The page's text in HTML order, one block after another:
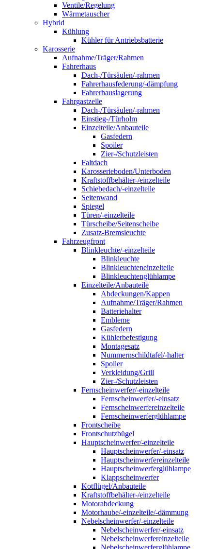
Ventile/Regelung
Wärmetauscher
Hybrid
Kühlung
Kühler für Antriebsbatterie
Karosserie
Aufnahme/Träger/Rahmen
Fahrerhaus
Dach-/Türsäulen/-rahmen
Fahrerhausfederung/-dämpfung
Fahrerhauslagerung
Fahrgastzelle
Dach-/Türsäulen/-rahmen
Einstieg-/Türholm
Einzelteile/Anbauteile
Gasfedern
Spoiler
Zier-/Schutzleisten
Faltdach
Karosserieboden/Unterboden
Kraftstoffbehälter-/einzelteile
Schiebedach/-einzelteile
Seitenwand
Spiegel
Türen/-einzelteile
Türscheibe/Seitenscheibe
Zusatz-Bremsleuchte
Fahrzeugfront
Blinkleuchte/-einzelteile
Blinkleuchte
Blinkleuchteneinzelteile
Blinkleuchtenglühlampe
Einzelteile/Anbauteile
Abdeckungen/Kappen
Aufnahme/Träger/Rahmen
Batteriehalter
Embleme
Gasfedern
Kühlerbefestigung
Montagesatz
Nummernschildtafel/-halter
Spoiler
Verkleidung/Grill
Zier-/Schutzleisten
Fernscheinwerfer/-einzelteile
Fernscheinwerfer/-einsatz
Fernscheinwerfereinzelteile
Fernscheinwerferglühlampe
Frontscheibe
Frontschutzbügel
Hauptscheinwerfer/-einzelteile
Hauptscheinwerfer/-einsatz
Hauptscheinwerfereinzelteile
Hauptscheinwerferglühlampe
Klappscheinwerfer
Kotflügel/Anbauteile
Kraftstoffbehälter-/einzelteile
Motorabdeckung
Motorhaube/-einzelteile/-dämmung
Nebelscheinwerfer/-einzelteile
Nebelscheinwerfer/-einsatz
Nebelscheinwerfereinzelteile
Nebelscheinwerferglühlampe